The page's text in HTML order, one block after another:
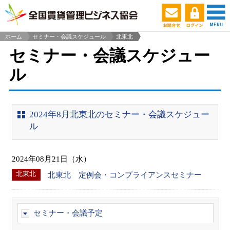
ホーム
セミナー・会議スケジュール
北東北
セミナー・会議スケジュー
ル
2024年8月北東北のセミナー・会議スケジュー
ル
2024年08月21日（水）
北東北 北東北 定例会・コンプライアンスセミナー
セミナー・会議予定